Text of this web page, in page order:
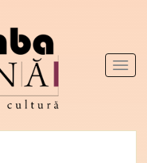
Toggle